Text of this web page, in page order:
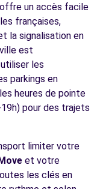
un accès facile
françaises,
la signalisation en
est
les
parkings en
heures de pointe
pour des trajets
limiter votre
et votre
les clés en